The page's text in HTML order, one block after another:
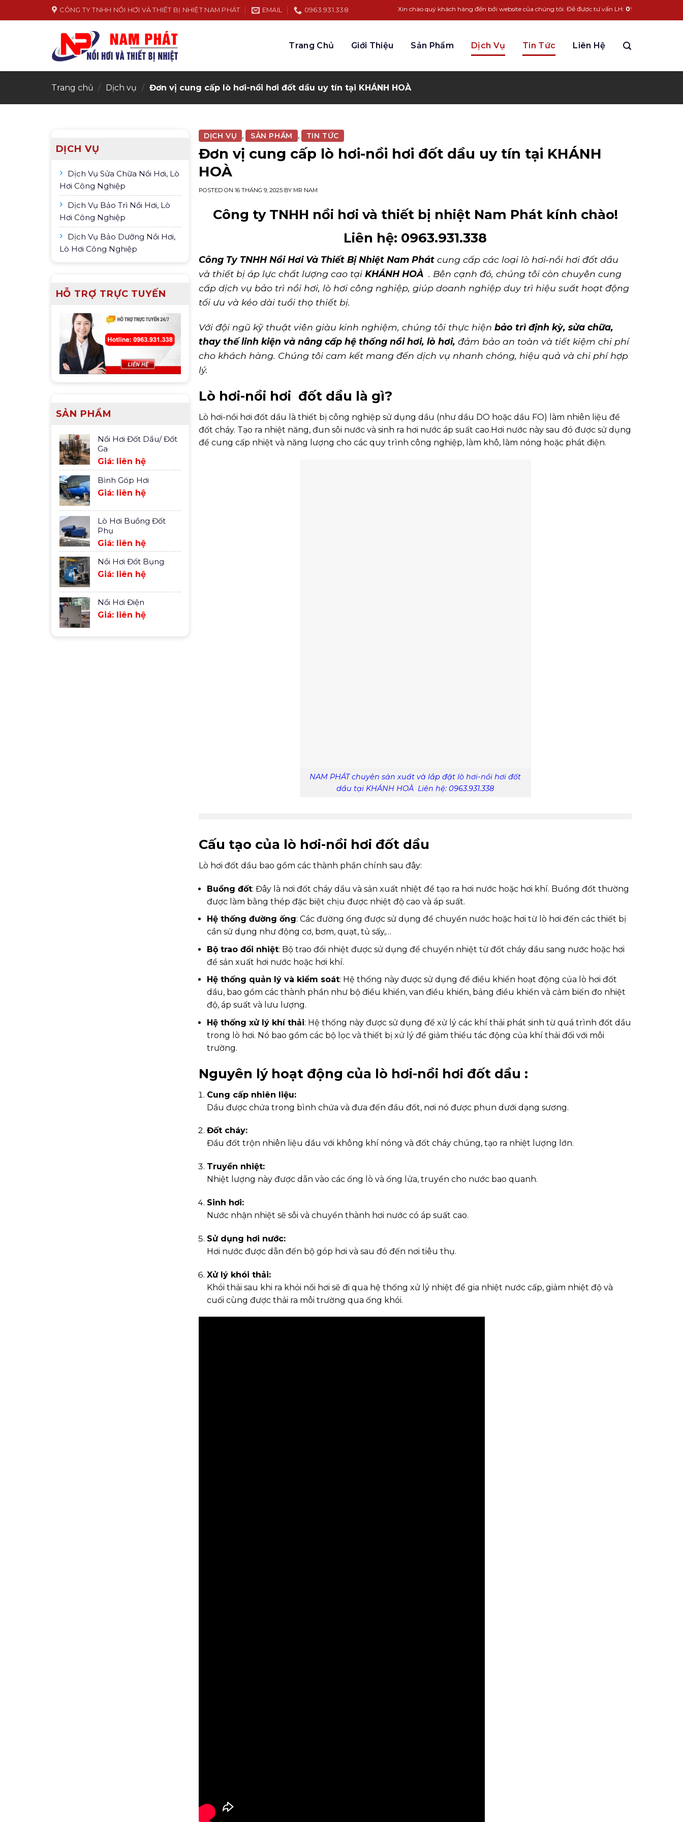
to
CÔNG TY TNHH NỒI HƠI VÀ THIẾT BỊ NHIỆT NAM PHÁT EMAIL 0963.931.338 Xin chào quý khách hàng đến bới website của chúng tôi. Để được tư vấn LH: 0963.931.338
Trang Chủ Giới Thiệu Sản Phẩm Dịch Vụ Tin Tức Liên Hệ
Trang chủ / Dịch vụ / Đơn vị cung cấp lò hơi-nồi hơi đốt dầu uy tín tại KHÁNH HOÀ
DỊCH VỤ
Dịch Vụ Sửa Chữa Nồi Hơi, Lò
Hơi Công Nghiệp
Dịch Vụ Bảo Trì Nồi Hơi, Lò
Hơi Công Nghiệp
Dịch Vụ Bảo Dưỡng Nồi Hơi,
Lò Hơi Công Nghiệp
HỖ TRỢ TRỰC TUYẾN
SẢN PHẨM
Nồi Hơi Đốt Dầu/ Đốt
Ga
Giá: liên hệ
Bình Góp Hơi
Giá: liên hệ
Lò Hơi Buồng Đốt
Phụ
Giá: liên hệ
Nồi Hơi Đốt Bụng
Giá: liên hệ
Nồi Hơi Điện
Giá: liên hệ
DỊCH VỤ , SẢN PHẨM , TIN TỨC
Đơn vị cung cấp lò hơi-nồi hơi đốt dầu uy tín tại KHÁNH
HOÀ
POSTED ON16 THÁNG 9, 2025 BY MR NAM
Công ty TNHH nồi hơi và thiết bị nhiệt Nam Phát kính chào!
Liên hệ: 0963.931.338
Công Ty TNHH Nồi Hơi Và Thiết Bị Nhiệt Nam Phát cung cấp các loại lò hơi-nồi hơi đốt dầu
và thiết bị áp lực chất lượng cao tạiKHÁNH HOÀ . Bên cạnh đó, chúng tôi còn chuyên cung
cấp dịch vụ bảo trì nồi hơi, lò hơi công nghiệp, giúp doanh nghiệp duy trì hiệu suất hoạt động
tối ưu và kéo dài tuổi thọ thiết bị.
Với đội ngũ kỹ thuật viên giàu kinh nghiệm, chúng tôi thực hiệnbảo trì định kỳ, sửa chữa,
thay thế linh kiện và nâng cấp hệ thống nồi hơi, lò hơi, đảm bảo an toàn và tiết kiệm chi phí
cho khách hàng. Chúng tôi cam kết mang đến dịch vụ nhanh chóng, hiệu quả và chi phí hợp
lý.
Lò hơi-nồi hơi đốt dầu là gì?
Lò hơi-nồi hơi đốt dầu là thiết bị công nghiệp sử dụng dầu (như dầu DO hoặc dầu FO) làm nhiên liệu để
đốt cháy. Tạo ra nhiệt năng, đun sôi nước và sinh ra hơi nước áp suất cao. Hơi nước này sau đó được sử dụng
để cung cấp nhiệt và năng lượng cho các quy trình công nghiệp, làm khô, làm nóng hoặc phát điện.
NAM PHÁT chuyên sản xuất và lắp đặt lò hơi-nồi hơi đốt
dầu tại KHÁNH HOÀ Liên hệ: 0963.931.338
Cấu tạo của lò hơi-nồi hơi đốt dầu
Lò hơi đốt dầu bao gồm các thành phần chính sau đây:
Buồng đốt: Đây là nơi đốt cháy dầu và sản xuất nhiệt để tạo ra hơi nước hoặc hơi khí. Buồng đốt thường
được làm bằng thép đặc biệt chịu được nhiệt độ cao và áp suất.
Hệ thống đường ống: Các đường ống được sử dụng để chuyển nước hoặc hơi từ lò hơi đến các thiết bị
cần sử dụng như động cơ, bơm, quạt, tủ sấy,…
Bộ trao đổi nhiệt: Bộ trao đổi nhiệt được sử dụng để chuyển nhiệt từ đốt cháy dầu sang nước hoặc hơi
để sản xuất hơi nước hoặc hơi khí.
Hệ thống quản lý và kiểm soát: Hệ thống này được sử dụng để điều khiển hoạt động của lò hơi đốt
dầu, bao gồm các thành phần như bộ điều khiển, van điều khiển, bảng điều khiển và cảm biến đo nhiệt
độ, áp suất và lưu lượng.
Hệ thống xử lý khí thải: Hệ thống này được sử dụng để xử lý các khí thải phát sinh từ quá trình đốt dầu
trong lò hơi. Nó bao gồm các bộ lọc và thiết bị xử lý để giảm thiểu tác động của khí thải đối với môi
trường.
Nguyên lý hoạt động của lò hơi-nồi hơi đốt dầu :
Cung cấp nhiên liệu:
Dầu được chứa trong bình chứa và đưa đến đầu đốt, nơi nó được phun dưới dạng sương.
Đốt cháy:
Đầu đốt trộn nhiên liệu dầu với không khí nóng và đốt cháy chúng, tạo ra nhiệt lượng lớn.
Truyền nhiệt:
Nhiệt lượng này được dẫn vào các ống lò và ống lửa, truyền cho nước bao quanh.
Sinh hơi:
Nước nhận nhiệt sẽ sôi và chuyển thành hơi nước có áp suất cao.
Sử dụng hơi nước:
Hơi nước được dẫn đến bộ góp hơi và sau đó đến nơi tiêu thụ.
Xử lý khói thải:
Khói thải sau khi ra khỏi nồi hơi sẽ đi qua hệ thống xử lý nhiệt để gia nhiệt nước cấp, giảm nhiệt độ và
cuối cùng được thải ra môi trường qua ống khói.